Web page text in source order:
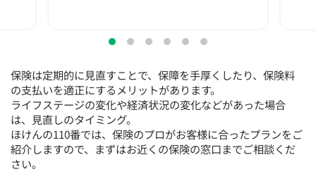
◯ ◯ ◯
○：予約可 ×：予約不可
：お電話にてお問い合わせください
電話で相談予約（オンライン保険相談専用）
0120-987-110
保険は定期的に見直すことで、保障を手厚くしたり、保険料
の支払いを適正にするメリットがあります。
ライフステージの変化や経済状況の変化などがあった場合
は、見直しのタイミング。
ほけんの110番では、保険のプロがお客様に合ったプランをご
紹介しますので、まずはお近くの保険の窓口までご相談くだ
さい。